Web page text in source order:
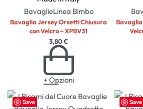
BavaglieLinea Bimbo
Bavaglia Jersey Orsetti Chiusura
con Velcro – XPBV31
3,80€
+ Opzioni
Bavaglia
Save Save